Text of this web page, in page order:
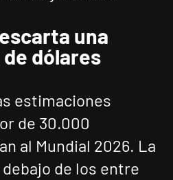
una
dólares
estimaciones
de 30.000
al Mundial 2026. La
de los entre